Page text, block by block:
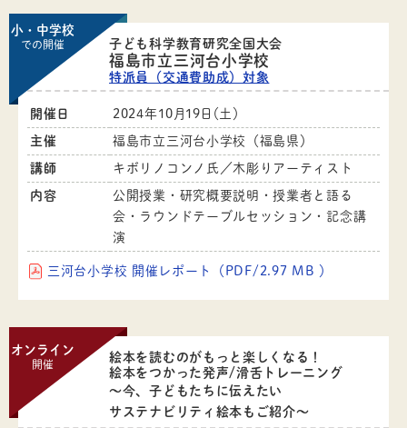
小・中学校
での開催 子ども科学教育研究全国大会
福島市立三河台小学校
特派員（交通費助成）対象
開催日 2024年10月19日（土）
主催 福島市立三河台小学校（福島県）
講師 キボリノコンノ氏／木彫りアーティスト
内容
公開授業・研究概要説明・授業者と語る
会・ラウンドテーブルセッション・記念講
演
三河台小学校 開催レポート（PDF/2.97 MB ）
オンライン
開催
絵本を読むのがもっと楽しくなる！
絵本をつかった発声/滑舌トレーニング
～今、子どもたちに伝えたい
サステナビリティ絵本もご紹介～